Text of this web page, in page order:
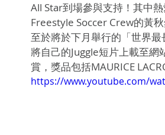
Watches & Wonders 2020 HOT TOPIC
All Star到場參與支持！其中
Freestyle Soccer Crew的黃
至於將於下月舉行的「世界最
將自己的Juggle短片上載至
賞，獎品包括MAURICE
https://www.youtube.com/